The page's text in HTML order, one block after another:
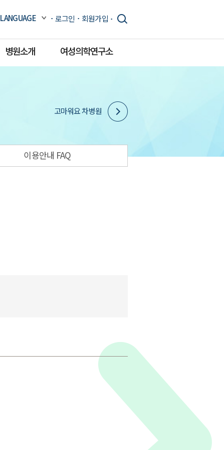
LANGUAGE 로그인 회원가입
병원소개 여성의학연구소
고마워요 차병원
이용안내 FAQ